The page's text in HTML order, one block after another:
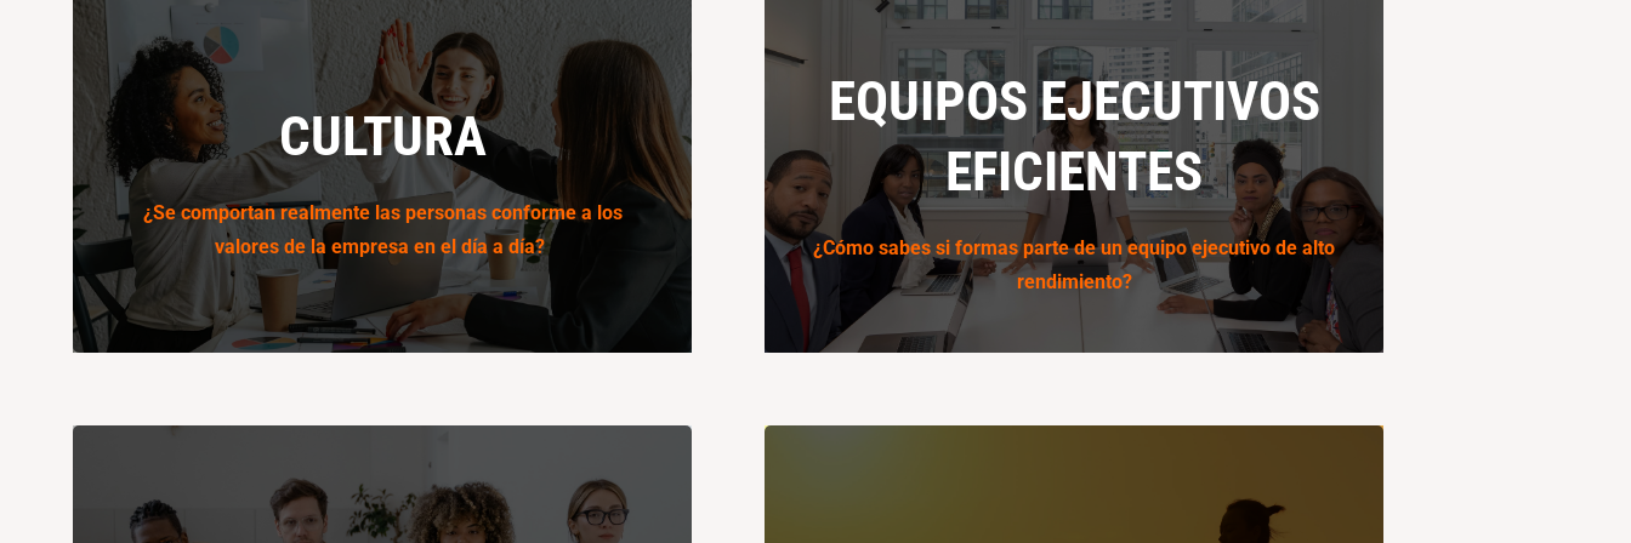
CULTURA
¿Se comportan realmente las personas conforme a los
valores de la empresa en el día a día?
CULTURA
Te damos nuevas perspectivas para utilizar el reconocimiento
como herramienta potenciadora para vivir los valores
Conoce más
EQUIPOS EJECUTIVOS
EFICIENTES
¿Cómo sabes si formas parte de un equipo ejecutivo de alto
rendimiento?
EQUIPOS EJECUTIVOS
EFICIENTES
Medimos lo intangible de los equipos para conseguir mejores
resultados
Conoce más
ONBOARDING CULTURA DE BIENESTAR